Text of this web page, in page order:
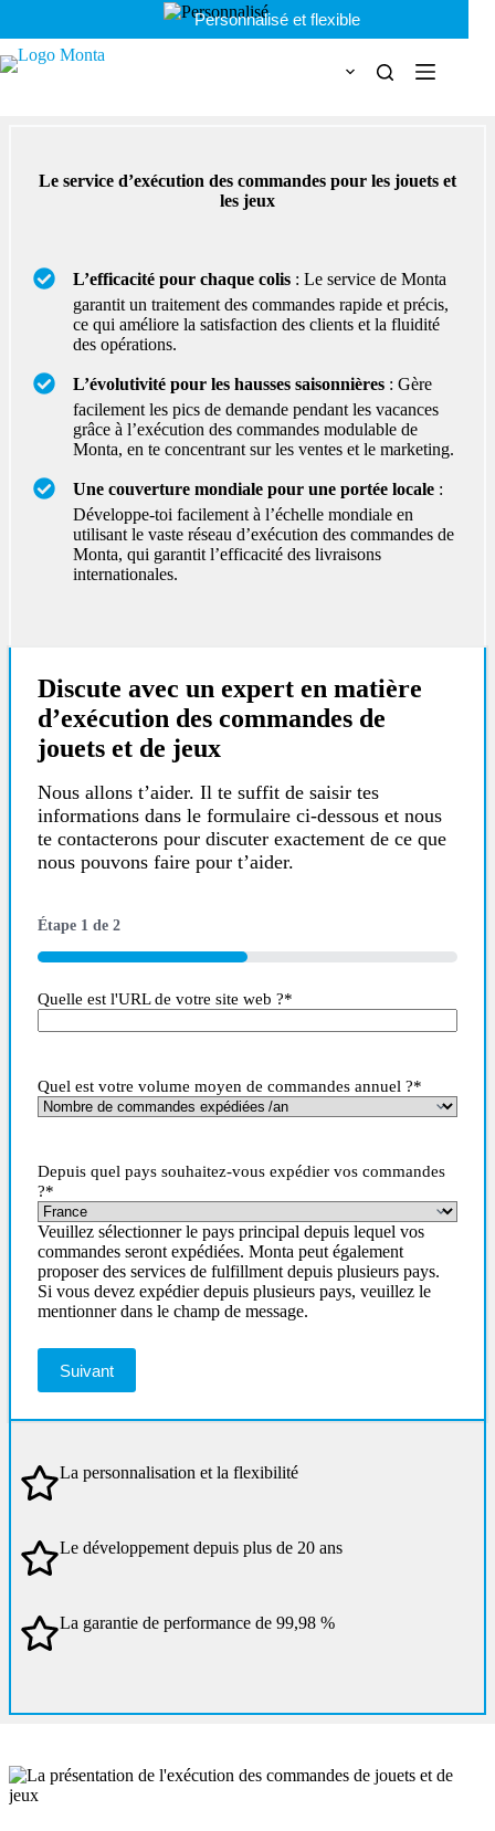
contenu
Personnalisé et flexible
Le service d’exécution des commandes pour les jouets et
les jeux
L’efficacité pour chaque colis : Le service de Monta
garantit un traitement des commandes rapide et précis,
ce qui améliore la satisfaction des clients et la fluidité
des opérations.
L’évolutivité pour les hausses saisonnières : Gère
facilement les pics de demande pendant les vacances
grâce à l’exécution des commandes modulable de
Monta, en te concentrant sur les ventes et le marketing.
Une couverture mondiale pour une portée locale :
Développe-toi facilement à l’échelle mondiale en
utilisant le vaste réseau d’exécution des commandes de
Monta, qui garantit l’efficacité des livraisons
internationales.
Discute avec un expert en matière
d’exécution des commandes de
jouets et de jeux
Nous allons t’aider. Il te suffit de saisir tes
informations dans le formulaire ci-dessous et nous
te contacterons pour discuter exactement de ce que
nous pouvons faire pour t’aider.
Étape 1 de 2
50%
Quelle est l'URL de votre site web ?*
Quel est votre volume moyen de commandes annuel ?*
Depuis quel pays souhaitez-vous expédier vos commandes
?*
Veuillez sélectionner le pays principal depuis lequel vos
commandes seront expédiées. Monta peut également
proposer des services de fulfillment depuis plusieurs pays.
Si vous devez expédier depuis plusieurs pays, veuillez le
mentionner dans le champ de message.
La personnalisation et la flexibilité
Le développement depuis plus de 20 ans
La garantie de performance de 99,98 %